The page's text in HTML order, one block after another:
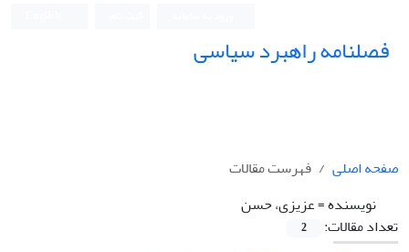
فصلنامه راهبرد سیاسی
صفحه اصلی
فهرست مقالات
نویسنده =عزیزی، حسن
تعداد مقالات:
2